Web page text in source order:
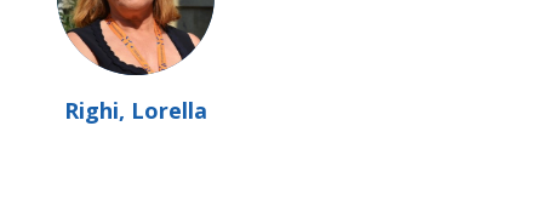
Righi, Lorella